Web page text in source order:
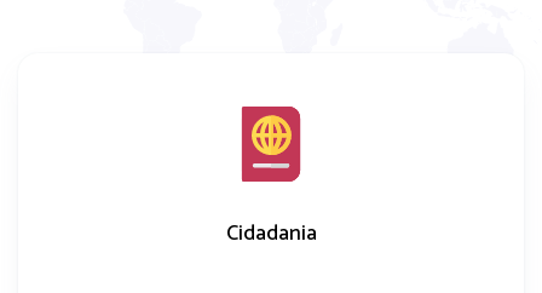
Cidadania